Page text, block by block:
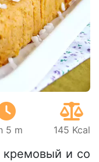
5 m 145 Kcal
кремовый и со